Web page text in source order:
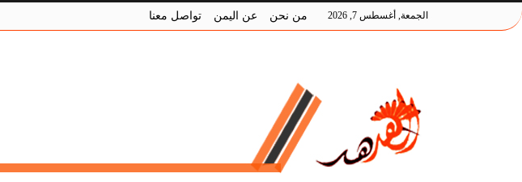
الجمعة, أغسطس 7, 2026 من نحن عن اليمن تواصل معنا